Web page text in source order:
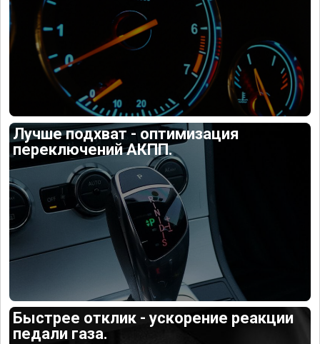
Лучше подхват - оптимизация
переключений АКПП.
Быстрее отклик - ускорение реакции
педали газа.